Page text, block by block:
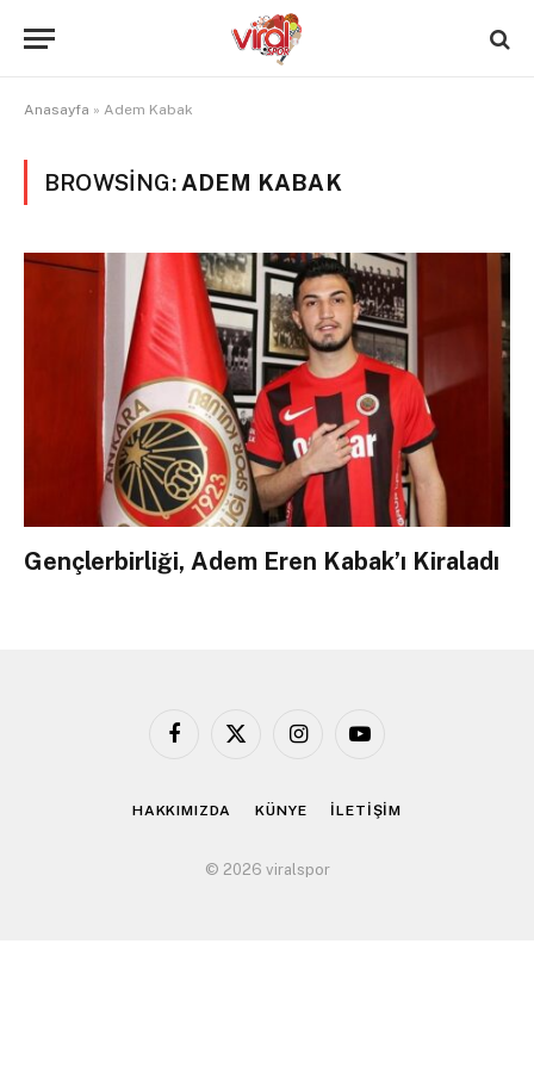
Anasayfa » Adem Kabak
BROWSING: ADEM KABAK
Gençlerbirliği, Adem Eren Kabak’ı Kiraladı
Facebook
X
InstagramYouTube
HAKKIMIZDA KÜNYE İLETİŞİM
© 2026 viralspor